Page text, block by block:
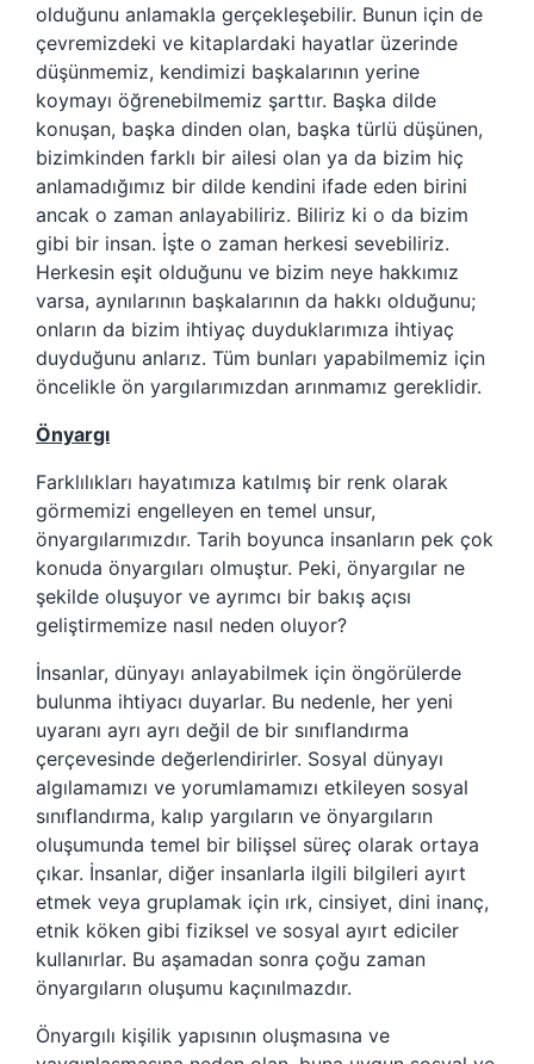
olduğunu anlamakla gerçekleşebilir. Bunun için de
çevremizdeki ve kitaplardaki hayatlar üzerinde
düşünmemiz, kendimizi başkalarının yerine
koymayı öğrenebilmemiz şarttır. Başka dilde
konuşan, başka dinden olan, başka türlü düşünen,
bizimkinden farklı bir ailesi olan ya da bizim hiç
anlamadığımız bir dilde kendini ifade eden birini
ancak o zaman anlayabiliriz. Biliriz ki o da bizim
gibi bir insan. İşte o zaman herkesi sevebiliriz.
Herkesin eşit olduğunu ve bizim neye hakkımız
varsa, aynılarının başkalarının da hakkı olduğunu;
onların da bizim ihtiyaç duyduklarımıza ihtiyaç
duyduğunu anlarız. Tüm bunları yapabilmemiz için
öncelikle ön yargılarımızdan arınmamız gereklidir.
Önyargı
Farklılıkları hayatımıza katılmış bir renk olarak
görmemizi engelleyen en temel unsur,
önyargılarımızdır. Tarih boyunca insanların pek çok
konuda önyargıları olmuştur. Peki, önyargılar ne
şekilde oluşuyor ve ayrımcı bir bakış açısı
geliştirmemize nasıl neden oluyor?
İnsanlar, dünyayı anlayabilmek için öngörülerde
bulunma ihtiyacı duyarlar. Bu nedenle, her yeni
uyaranı ayrı ayrı değil de bir sınıflandırma
çerçevesinde değerlendirirler. Sosyal dünyayı
algılamamızı ve yorumlamamızı etkileyen sosyal
sınıflandırma, kalıp yargıların ve önyargıların
oluşumunda temel bir bilişsel süreç olarak ortaya
çıkar. İnsanlar, diğer insanlarla ilgili bilgileri ayırt
etmek veya gruplamak için ırk, cinsiyet, dini inanç,
etnik köken gibi fiziksel ve sosyal ayırt ediciler
kullanırlar. Bu aşamadan sonra çoğu zaman
önyargıların oluşumu kaçınılmazdır.
Önyargılı kişilik yapısının oluşmasına ve